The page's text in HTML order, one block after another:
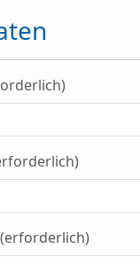
(erforderlich)